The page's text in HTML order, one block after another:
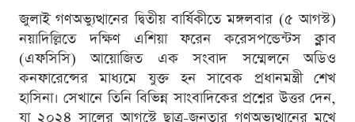
জুলাই গণঅভ্যুত্থানের দ্বিতীয় বার্ষিকীতে মঙ্গলবার (৫ আগস্ট)
নয়াদিল্লিতে দক্ষিণ এশিয়া ফরেন করেসপন্ডেন্টস ক্লাব
(এফসিসি) আয়োজিত এক সংবাদ সম্মেলনে অডিও
কনফারেন্সের মাধ্যমে যুক্ত হন সাবেক প্রধানমন্ত্রী শেখ
হাসিনা। সেখানে তিনি বিভিন্ন সাংবাদিকের প্রশ্নের উত্তর দেন,
যা ২০২৪ সালের আগস্টে ছাত্র-জনতার গণঅভ্যুত্থানের মুখে